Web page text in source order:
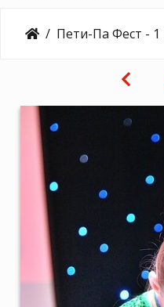
Пети-Па Фест - 1